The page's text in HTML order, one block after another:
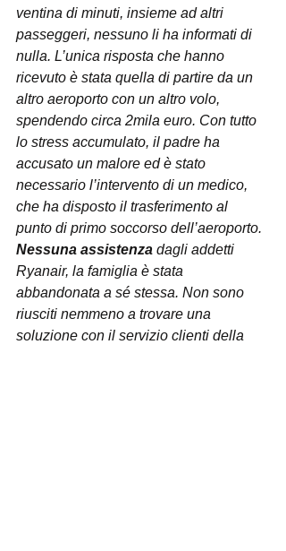
ventina di minuti, insieme ad altri
passeggeri, nessuno li ha informati di
nulla. L’unica risposta che hanno
ricevuto è stata quella di partire da un
altro aeroporto con un altro volo,
spendendo circa 2mila euro. Con tutto
lo stress accumulato, il padre ha
accusato un malore ed è stato
necessario l’intervento di un medico,
che ha disposto il trasferimento al
punto di primo soccorso dell’aeroporto.
Nessuna assistenza dagli addetti
Ryanair, la famiglia è stata
abbandonata a sé stessa. Non sono
riusciti nemmeno a trovare una
soluzione con il servizio clienti della